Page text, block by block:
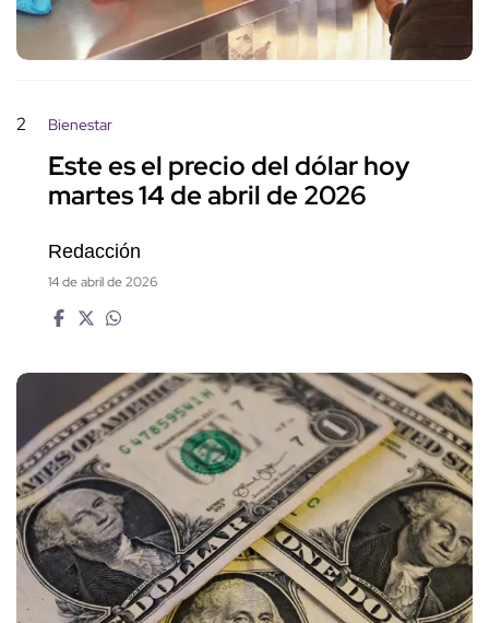
2 Bienestar
Este es el precio del dólar hoy
martes 14 de abril de 2026
Redacción
14 de abril de 2026